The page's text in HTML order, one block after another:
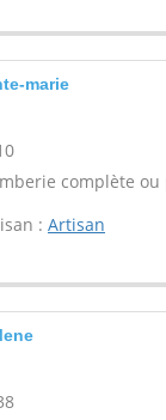
marie
complète
: Artisan